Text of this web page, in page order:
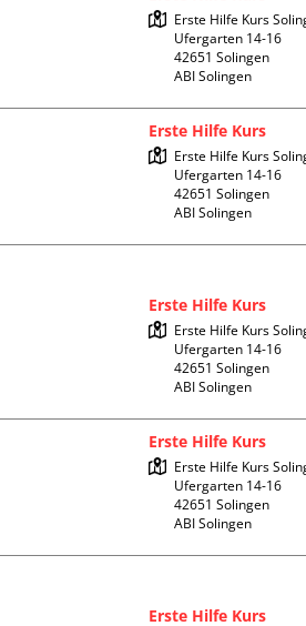
Erste Hilfe Kurs
Ufergarten 14-16
42651 Solingen
ABI Solingen
Erste Hilfe Kurs
Erste Hilfe Kurs
Ufergarten 14-16
42651 Solingen
ABI Solingen
Erste Hilfe Kurs
Erste Hilfe Kurs
Ufergarten 14-16
42651 Solingen
ABI Solingen
Erste Hilfe Kurs
Erste Hilfe Kurs
Ufergarten 14-16
42651 Solingen
ABI Solingen
Erste Hilfe Kurs